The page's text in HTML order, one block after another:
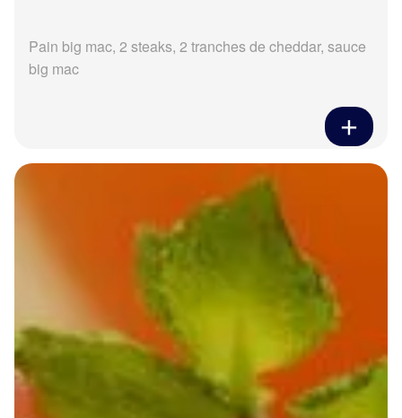
Pain big mac, 2 steaks, 2 tranches de cheddar, sauce
big mac